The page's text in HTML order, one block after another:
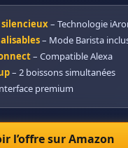
– Technologie
– Mode Barista
– Compatible Alexa
– 2 boissons simultanées
premium
l’offre sur Amazon